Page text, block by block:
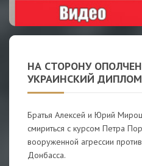
НА СТОРОНУ
УКРАИНСКИЙ
Братья Алексей и Юрий
смириться с курсом Петра
вооруженной агрессии
Донбасса.